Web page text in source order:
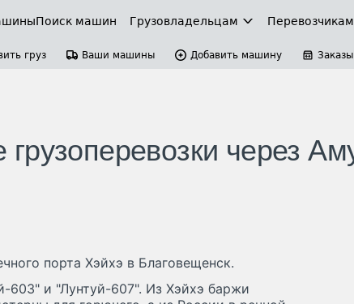
Поиск машин Грузовладельцам Перевозчикам
груз Ваши машины Добавить машину Заказы
через
порта Хэйхэ в Благовещенск.
603" и "Лунтуй-607". Из Хэйхэ баржи